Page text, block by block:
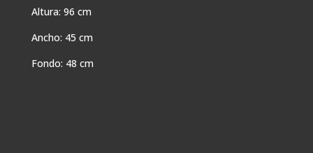
Altura: 96 cm
Ancho: 45 cm
Fondo: 48 cm